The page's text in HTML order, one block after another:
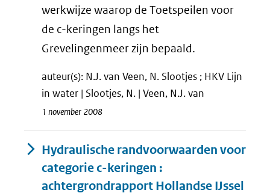
werkwijze waarop de Toetspeilen voor
de c-keringen langs het
Grevelingenmeer zijn bepaald.
auteur(s): N.J. van Veen, N. Slootjes ; HKV Lijn
in water | Slootjes, N. | Veen, N.J. van
1 november 2008
Hydraulische randvoorwaarden voor
categorie c-keringen :
achtergrondrapport Hollandse IJssel